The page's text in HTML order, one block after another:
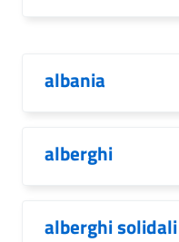
albania
alberghi
alberghi solidali